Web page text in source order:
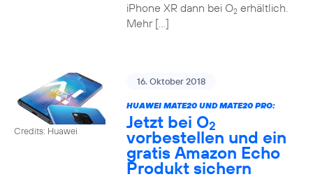
iPhone XR dann bei O2erhältlich.
Mehr […]
Credits: Huawei
16. Oktober 2018
HUAWEI MATE20 UND MATE20 PRO:
Jetzt bei O2
vorbestellen und ein
gratis Amazon Echo
Produkt sichern